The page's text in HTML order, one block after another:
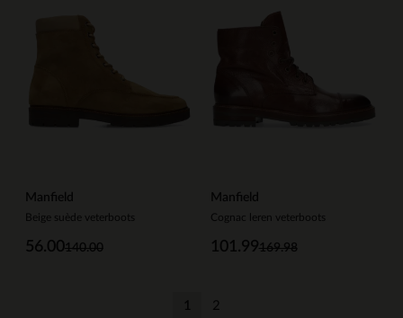
Manfield
Beige suède veterboots
140.00
56.00
Manfield
Cognac leren veterboots
169.98
101.99
1 2